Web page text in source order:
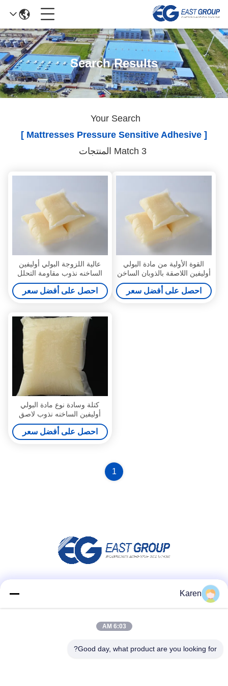
Search Results
Your Search
[ Mattresses Pressure Sensitive Adhesive ]
القوة الأولية من مادة البولي
أوليفين اللاصقة بالذوبان الساخن
مراتب لاصقة حساسة للضغط
احصل على أفضل سعر
عالية اللزوجة البولي أوليفين
الساخنه نذوب مقاومة التحلل
المائي بعد المركب
احصل على أفضل سعر
كتلة وسادة نوع مادة البولي
أوليفين الساخنه نذوب لاصق
CAS9009-54-5 غراء البولي
أوليفين
احصل على أفضل سعر
1
Karen
6:03 AM
Good day, what product are you looking for?